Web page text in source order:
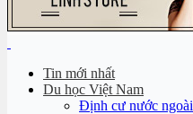
Tin mới nhất
Du học Việt Nam
Định cư nước ngoài